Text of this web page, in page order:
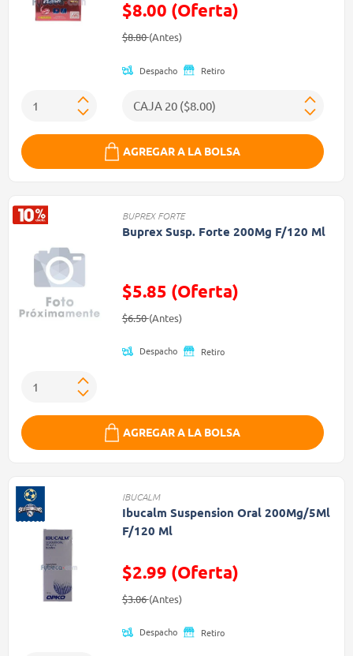
$8.00 (Oferta)
Precio reducido de
$8.80(Antes)(Oferta)
Despacho Retiro
AGREGAR A LA BOLSA
BUPREX FORTE
Buprex Susp. Forte 200Mg F/120 Ml
$5.85 (Oferta)
Precio reducido de
$6.50(Antes)(Oferta)
Despacho Retiro
AGREGAR A LA BOLSA
IBUCALM
Ibucalm Suspension Oral 200Mg/5Ml
F/120 Ml
$2.99 (Oferta)
Precio reducido de
$3.06(Antes)(Oferta)
Despacho Retiro